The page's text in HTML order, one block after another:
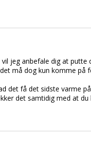
jeg anbefale dig at
må dog kun komme
det få det sidste varme
det samtidig med at du